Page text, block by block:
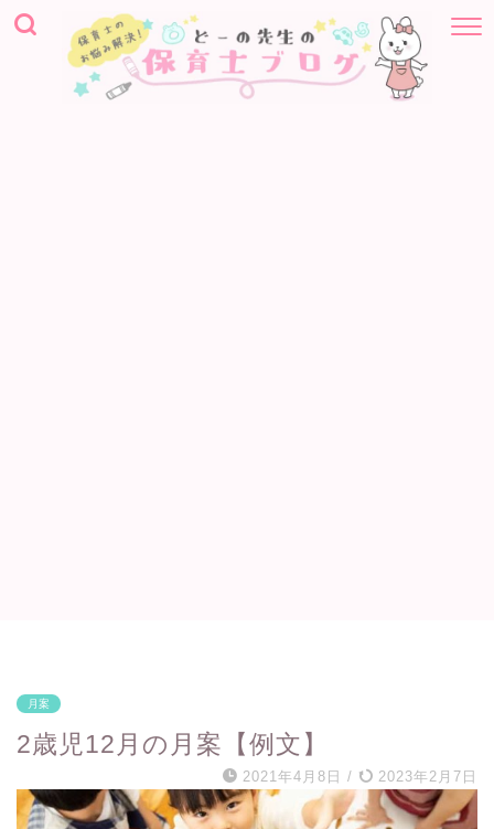
月案
2歳児12月の月案【例文】
2021年4月8日 / 2023年2月7日